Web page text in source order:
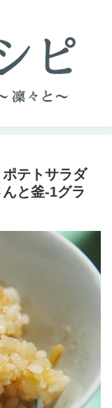
ポテトサラダ
と釜-1グラ